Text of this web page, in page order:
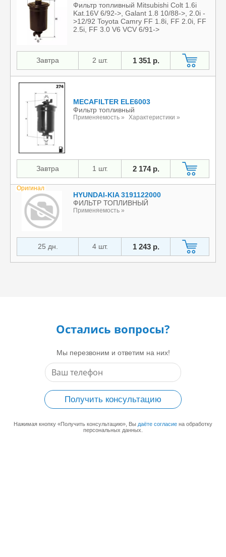
Фильтр топливный Mitsubishi Colt 1.6i
Kat.16V 6/92->, Galant 1.8 10/88->, 2.0i -
>12/92 Toyota Camry FF 1.8i, FF 2.0i, FF
2.5i, FF 3.0 V6 VCV 6/91->
Завтра 2 шт. 1 351 р.
MECAFILTER ELE6003
Фильтр топливный
Применяемость » Характеристики »
Завтра 1 шт. 2 174 р.
Оригинал
HYUNDAI-KIA 3191122000
ФИЛЬТР ТОПЛИВНЫЙ
Применяемость »
25 дн. 4 шт. 1 243 р.
Остались вопросы?
Мы перезвоним и ответим на них!
Получить консультацию
Нажимая кнопку «Получить консультацию», Вы даёте согласие на обработку
персональных данных.